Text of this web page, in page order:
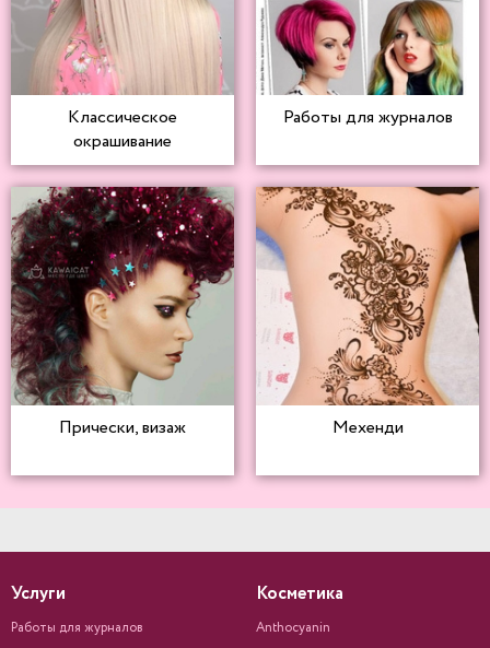
Классическое
окрашивание
Работы для журналов
Прически, визаж Мехенди
Услуги
Работы для журналов
Косметика
Anthocyanin